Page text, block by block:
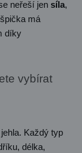
neřeší jen síla,
má
díky
vybírat
Každý typ
délka,